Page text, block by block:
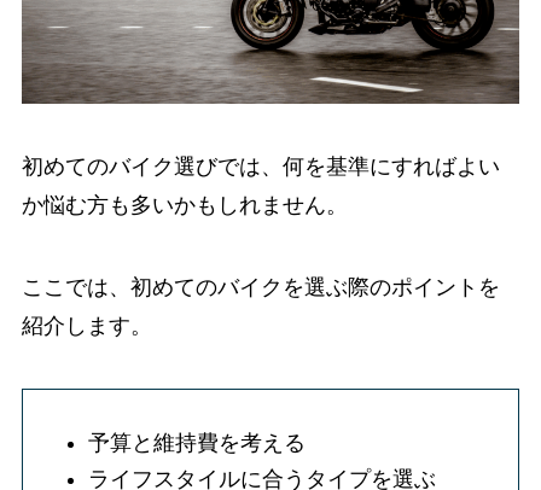
初めてのバイク選びでは、何を基準にすればよい
か悩む方も多いかもしれません。
ここでは、初めてのバイクを選ぶ際のポイントを
紹介します。
予算と維持費を考える
ライフスタイルに合うタイプを選ぶ